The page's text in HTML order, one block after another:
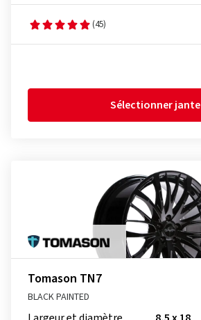
(45)
Sélectionner jante
Tomason TN7
BLACK PAINTED